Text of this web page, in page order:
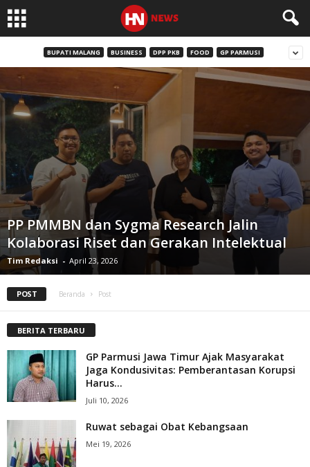
BUPATI MALANG BUSINESS DPP PKB FOOD GP PARMUSI
PP PMMBN dan Sygma Research Jalin
Kolaborasi Riset dan Gerakan Intelektual
Tim Redaksi - April 23, 2026
POST Beranda Post
BERITA TERBARU
GP Parmusi Jawa Timur Ajak Masyarakat
Jaga Kondusivitas: Pemberantasan Korupsi
Harus...
Juli 10, 2026
Ruwat sebagai Obat Kebangsaan
Mei 19, 2026